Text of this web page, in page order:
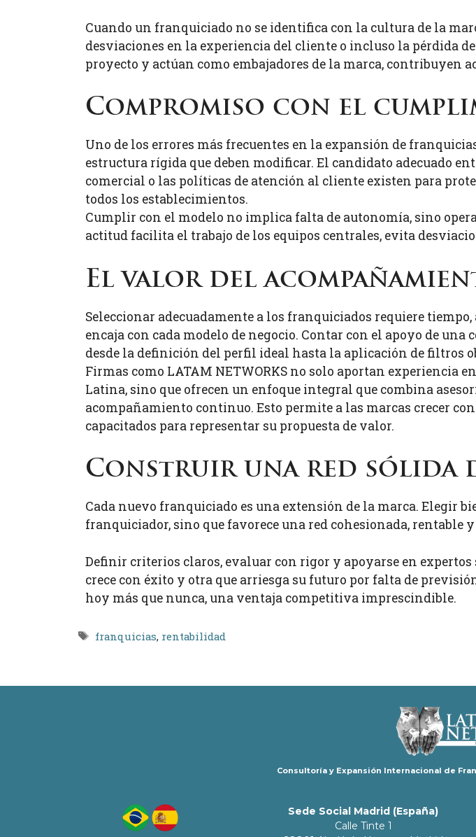
Cuando un franquiciado no se identifica con la cultura de la
desviaciones en la experiencia del cliente o incluso la pérdida
proyecto y actúan como embajadores de la marca, contribuyen
Compromiso con el
Uno de los errores más frecuentes en la expansión de
estructura rígida que deben modificar. El candidato adecuado
comercial o las políticas de atención al cliente existen para
todos los establecimientos.
Cumplir con el modelo no implica falta de autonomía, sino
actitud facilita el trabajo de los equipos centrales, evita
El valor del
Seleccionar adecuadamente a los franquiciados requiere
encaja con cada modelo de negocio. Contar con el apoyo de
desde la definición del perfil ideal hasta la aplicación de filtros
Firmas como LATAM NETWORKS no solo aportan experiencia
Latina, sino que ofrecen un enfoque integral que combina
acompañamiento continuo. Esto permite a las marcas crecer
capacitados para representar su propuesta de valor.
Construir una red sólida
Cada nuevo franquiciado es una extensión de la marca. Elegir
franquiciador, sino que favorece una red cohesionada, rentable
Definir criterios claros, evaluar con rigor y apoyarse en
crece con éxito y otra que arriesga su futuro por falta de
hoy más que nunca, una ventaja competitiva imprescindible.
Etiquetas
franquicias, rentabilidad
Consultoría y Expansión Internacional de
Sede Social Madrid (España)
Calle Tinte 1